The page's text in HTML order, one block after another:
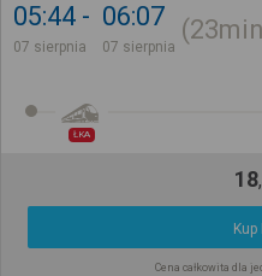
05:44
07 sierpnia
06:07
07 sierpnia
23min
ŁKA
18,
Cena całkowita dla